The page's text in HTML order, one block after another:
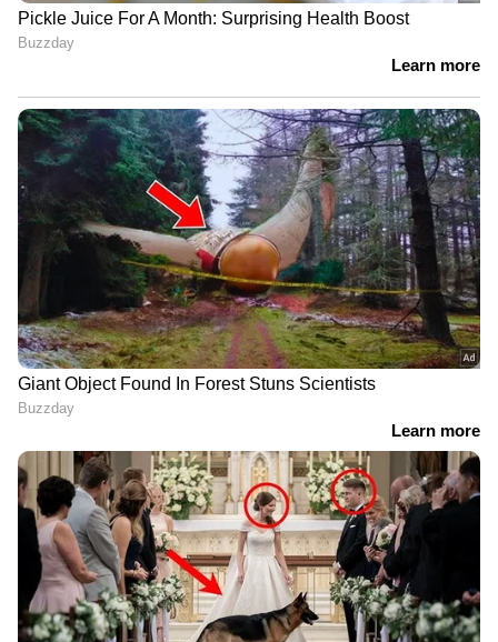
രക്ഷാപ്രവർത്തനങ്ങളിൽ നിന്ന് ഇടനിലക്കാരെ
ഒഴിവാക്കിക്കൊണ്ട് 2018ൽ നേപ്പാൾ സർക്കാർ
യാത്രയിലുടനീളം സഞ്ചാരികളുടെ
ഉത്തരവാദിത്തം ടൂർ
ഓപ്പറേറ്റർമാർക്കായിരിക്കുമെന്നും
രക്ഷാപ്രവർത്തനത്തിന്റെയും ചികിത്സയുടെയും
വിവരങ്ങൾ ടൂറിസം വകുപ്പിന്
സമർപ്പിക്കണമെന്നും ഇതിൽ വ്യവസ്ഥ
ചെയ്തിരുന്നു. എങ്കിലും,
കുറ്റവാളികൾക്കെതിരെ കർശനമായ
ശിക്ഷാനടപടികൾ ഇല്ലാത്തതിനാലാണ് ഈ
തട്ടിപ്പ് ഇന്നും തുടരുന്നതെന്ന് നേപ്പാളിലെ
സംഘടിത കുറ്റകൃത്യ അന്വേഷണ വിഭാഗം
മേധാവി മനോജ് കുമാർ കെ.സി പറയുന്നത്.
ഏഷ്യാനെറ്റ് ന്യൂസ് ലൈവ് വീഡിയോ
കാണാം